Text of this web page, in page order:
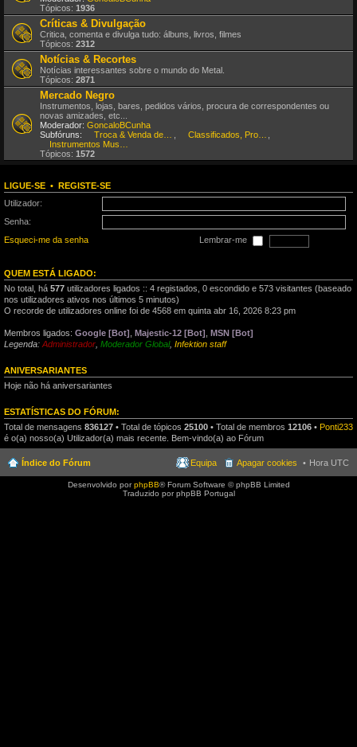
Tópicos: 1936
Críticas & Divulgação
Critica, comenta e divulga tudo: álbuns, livros, filmes
Tópicos: 2312
Notícias & Recortes
Notícias interessantes sobre o mundo do Metal.
Tópicos: 2871
Mercado Negro
Instrumentos, lojas, bares, pedidos vários, procura de correspondentes ou
novas amizades, etc...
Moderador: GoncaloBCunha
Subfóruns:
Tópicos: 1572
LIGUE-SE • REGISTE-SE
Utilizador:
Senha:
Esqueci-me da senha
Lembrar-me
QUEM ESTÁ LIGADO:
No total, há 577 utilizadores ligados :: 4 registados, 0 escondido e 573 visitantes (baseado
nos utilizadores ativos nos últimos 5 minutos)
O recorde de utilizadores online foi de 4568 em quinta abr 16, 2026 8:23 pm
Membros ligados: Google [Bot] Majestic-12 [Bot] MSN [Bot]
Legenda: Administrador Moderador Global, Infektion staff
ANIVERSARIANTES
Hoje não há aniversariantes
ESTATÍSTICAS DO FÓRUM:
Total de mensagens 836127 • Total de tópicos 25100 • Total de membros 12106 • Ponti233
é o(a) nosso(a) Utilizador(a) mais recente. Bem-vindo(a) ao Fórum
Índice do Fórum Hora UTC
Apagar cookies
Equipa
Desenvolvido porphpBB® Forum Software © phpBB Limited
Traduzido por phpBB Portugal